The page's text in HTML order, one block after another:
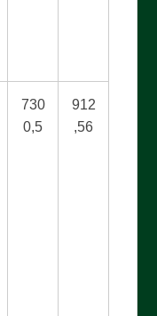
730
0,5
912
,56